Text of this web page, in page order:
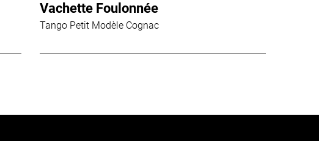
Vachette Foulonnée
Tango Petit Modèle Cognac